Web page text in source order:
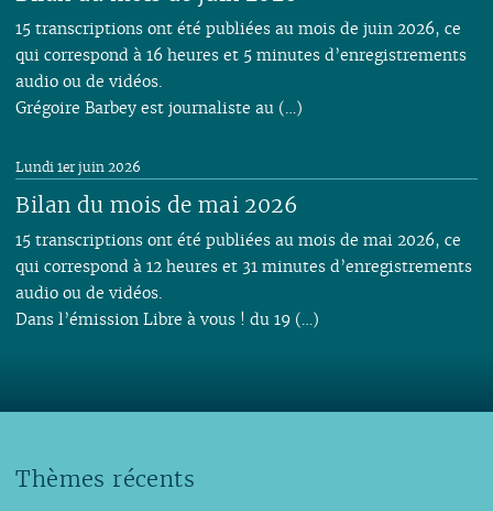
15 transcriptions ont été publiées au mois de juin 2026, ce
qui correspond à 16 heures et 5 minutes d’enregistrements
audio ou de vidéos.
Grégoire Barbey est journaliste au (…)
Bilan du mois de mai 2026
Lundi 1er juin 2026
15 transcriptions ont été publiées au mois de mai 2026, ce
qui correspond à 12 heures et 31 minutes d’enregistrements
audio ou de vidéos.
Dans l’émission Libre à vous ! du 19 (…)
Thèmes récents